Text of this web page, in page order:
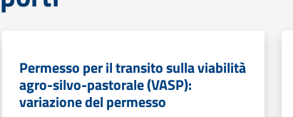
Permesso per il transito sulla viabilità
agro-silvo-pastorale (VASP):
variazione del permesso